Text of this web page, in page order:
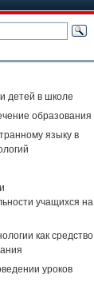
детей в школе
образования
языку в
учащихся на
как средство
уроков